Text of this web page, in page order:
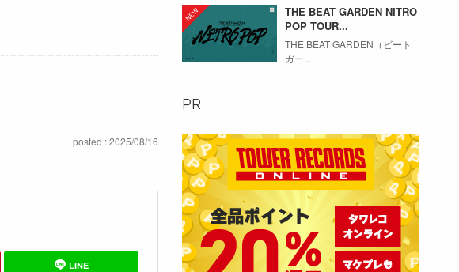
posted : 2025/08/16
LINE
THE BEAT GARDEN NITRO
POP TOUR...
THE BEAT GARDEN（ビート
ガー...
PR